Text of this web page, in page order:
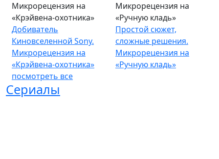
Микрорецензия на
«Крэйвена-охотника»
Добиватель
Киновселенной Sony.
Микрорецензия на
«Крэйвена-охотника»
Микрорецензия на
«Ручную кладь»
Простой сюжет,
сложные решения.
Микрорецензия на
«Ручную кладь»
посмотреть все
Сериалы